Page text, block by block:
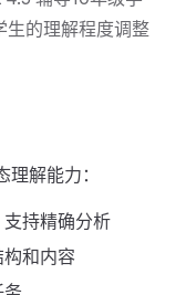
生的理解程度调整
解能力：
持精确分析
和内容